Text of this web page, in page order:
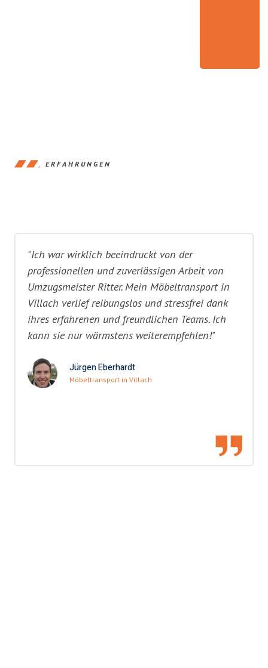
ERFAHRUNGEN
"Ich war wirklich beeindruckt von der
professionellen und zuverlässigen Arbeit von
Umzugsmeister Ritter. Mein Möbeltransport in
Villach verlief reibungslos und stressfrei dank
ihres erfahrenen und freundlichen Teams. Ich
kann sie nur wärmstens weiterempfehlen!"
Jürgen Eberhardt
Möbeltransport in Villach